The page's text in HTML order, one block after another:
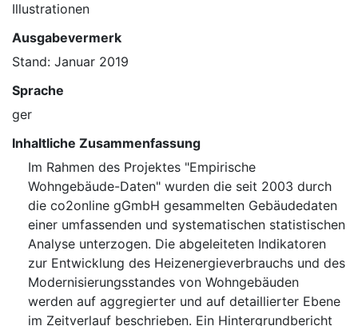
Illustrationen
Ausgabevermerk
Stand: Januar 2019
Sprache
ger
Inhaltliche Zusammenfassung
Im Rahmen des Projektes "Empirische
Wohngebäude-Daten" wurden die seit 2003 durch
die co2online gGmbH gesammelten Gebäudedaten
einer umfassenden und systematischen statistischen
Analyse unterzogen. Die abgeleiteten Indikatoren
zur Entwicklung des Heizenergieverbrauchs und des
Modernisierungsstandes von Wohngebäuden
werden auf aggregierter und auf detaillierter Ebene
im Zeitverlauf beschrieben. Ein Hintergrundbericht